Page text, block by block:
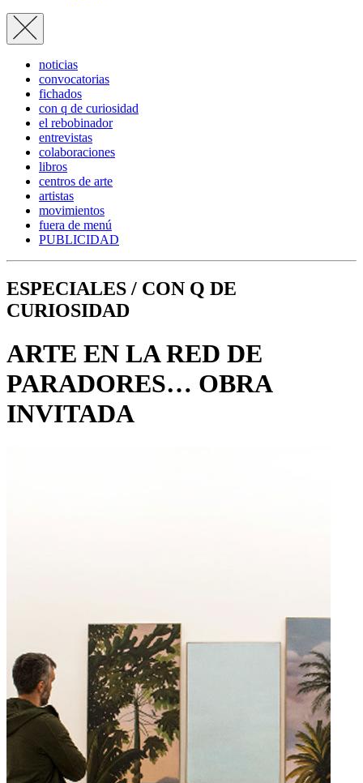
noticias
convocatorias
fichados
con q de curiosidad
el rebobinador
entrevistas
colaboraciones
libros
centros de arte
artistas
movimientos
fuera de menú
PUBLICIDAD
ESPECIALES / CON Q DE
CURIOSIDAD
ARTE EN LA RED DE
PARADORES… OBRA
INVITADA